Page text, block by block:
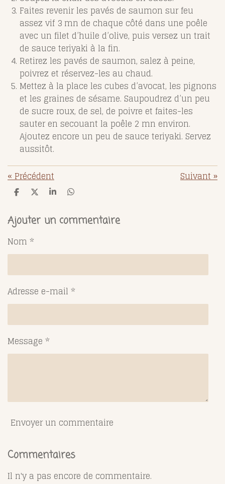
Faites revenir les pavés de saumon sur feu
assez vif 3 mn de chaque côté dans une poêle
avec un filet d’huile d’olive, puis versez un trait
de sauce teriyaki à la fin.
Retirez les pavés de saumon, salez à peine,
poivrez et réservez-les au chaud.
Mettez à la place les cubes d’avocat, les pignons
et les graines de sésame. Saupoudrez d’un peu
de sucre roux, de sel, de poivre et faites-les
sauter en secouant la poêle 2 mn environ.
Ajoutez encore un peu de sauce teriyaki. Servez
aussitôt.
«Précédent Suivant»
P
t
a
e
r
P
t
a
r
P
t
a
r
P
t
a
r
Ajouter un commentaire
Nom *
Adresse e-mail *
Message *
Envoyer un commentaire
Commentaires
Il n'y a pas encore de commentaire.